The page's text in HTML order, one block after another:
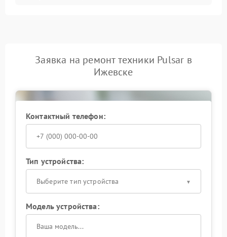
Заявка на ремонт техники Pulsar в
Ижевске
Контактный телефон:
Тип устройства:
Выберите тип устройства
Модель устройства: